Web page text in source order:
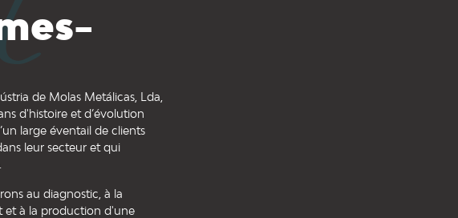
de Molas Metálicas, Lda,
d'histoire et d’évolution
large éventail de clients
leur secteur et qui
au diagnostic, à la
et à la production d'une